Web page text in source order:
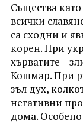
Същества
всички
са сходни и
корен. При
хърватите –
Кошмар. При
зъл дух,
негативни
дома.